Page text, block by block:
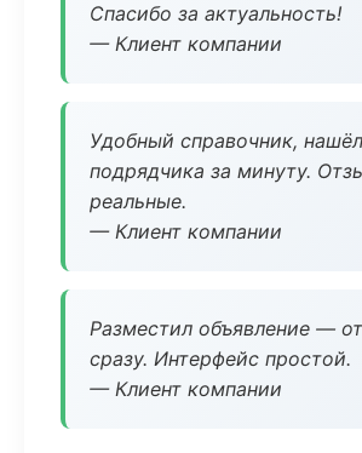
Спасибо за актуальность!
— Клиент компании
Удобный справочник, нашёл
подрядчика за минуту.
реальные.
— Клиент компании
Разместил объявление —
сразу. Интерфейс простой.
— Клиент компании